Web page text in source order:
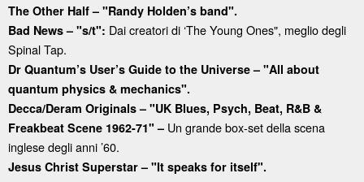
The Other Half – "Randy Holden’s band".
Bad News – "s/t": Dai creatori di ‘The Young Ones", meglio degli
Spinal Tap.
Dr Quantum’s User’s Guide to the Universe – "All about
quantum physics & mechanics".
Decca/Deram Originals – "UK Blues, Psych, Beat, R&B &
Freakbeat Scene 1962-71" – Un grande box-set della scena
inglese degli anni ’60.
Jesus Christ Superstar – "It speaks for itself".